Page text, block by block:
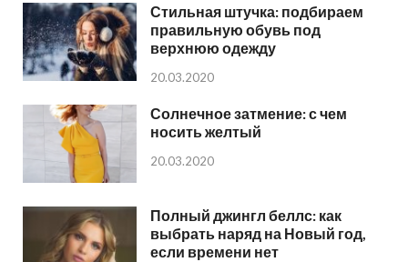
Стильная штучка: подбираем
правильную обувь под
верхнюю одежду
20.03.2020
Солнечное затмение: с чем
носить желтый
20.03.2020
Полный джингл беллс: как
выбрать наряд на Новый год,
если времени нет